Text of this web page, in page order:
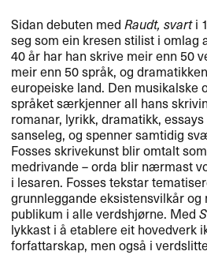
Sidan debuten medRaudt, svarti
seg som ein kresen stilist i omlag
40 år har han skrive meir enn 50
meir enn 50 språk, og
europeiske land. Den musikalske
språket særkjenner all hans
romanar, lyrikk, dramatikk,
sanseleg, og spenner samtidig
Fosses skrivekunst blir omtalt
medrivande – orda blir nærmast
i lesaren. Fosses tekstar
grunnleggande eksistensvilkår
publikum i alle verdshjørne. Med
lykkast i å etablere eit hovedverk
forfattarskap, men også i